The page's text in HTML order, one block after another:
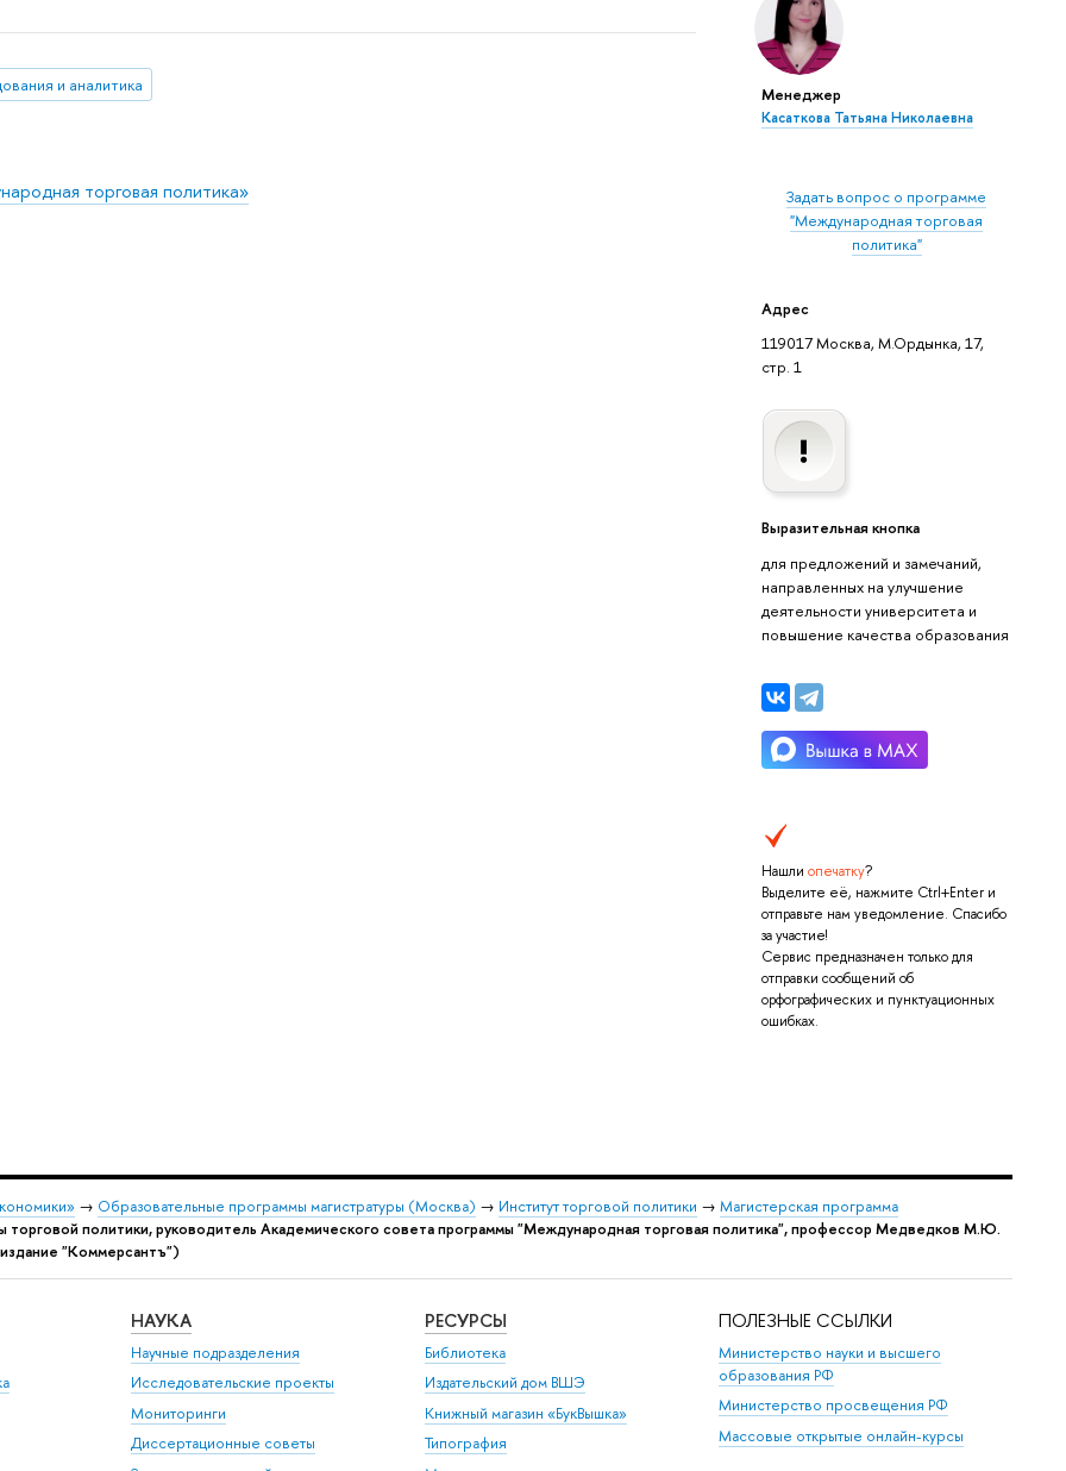
Менеджер
Касаткова Татьяна Николаевна
Задать вопрос о программе
"Международная торговая
политика"
Адрес
119017 Москва, М.Ордынка, 17,
стр. 1
Выразительная кнопка
для предложений и замечаний,
направленных на улучшение
деятельности университета и
повышение качества образования
Нашли опечатку?
Выделите её, нажмите Ctrl+Enter и
отправьте нам уведомление. Спасибо
за участие!
Сервис предназначен только для
отправки сообщений об
орфографических и пунктуационных
ошибках.
и аналитика
торговая политика»
→ Образовательные программы магистратуры (Москва) → Институт торговой политики → Магистерская программа
торговой политики, руководитель Академического совета программы "Международная торговая политика", профессор Медведков М.Ю.
"Коммерсантъ")
НАУКА
Научные подразделения
Исследовательские проекты
Мониторинги
Диссертационные советы
РЕСУРСЫ
Библиотека
Издательский дом ВШЭ
Книжный магазин «БукВышка»
Типография
ПОЛЕЗНЫЕ ССЫЛКИ
Министерство науки и высшего
образования РФ
Министерство просвещения РФ
Массовые открытые онлайн-курсы